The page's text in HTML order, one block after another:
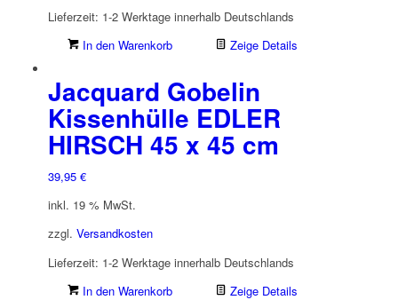
Lieferzeit: 1-2 Werktage innerhalb Deutschlands
In den Warenkorb
Zeige Details
Jacquard Gobelin
Kissenhülle EDLER
HIRSCH 45 x 45 cm
39,95 €
inkl. 19 % MwSt.
zzgl. Versandkosten
Lieferzeit: 1-2 Werktage innerhalb Deutschlands
In den Warenkorb
Zeige Details